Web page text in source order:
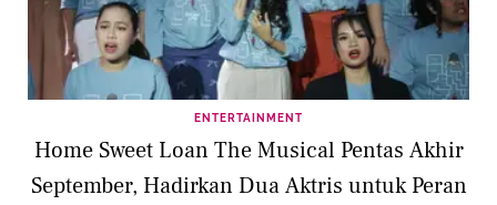
ENTERTAINMENT
Home Sweet Loan The Musical Pentas Akhir
September, Hadirkan Dua Aktris untuk Peran